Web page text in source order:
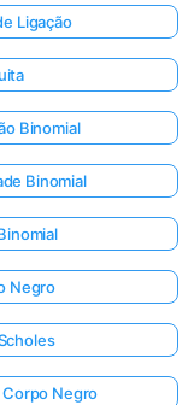
Ligação
Binomial
Binomial
Negro
Corpo Negro